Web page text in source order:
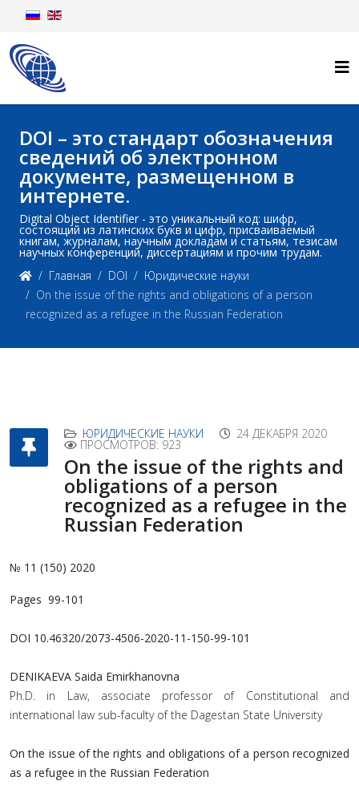
DOI – это стандарт обозначения
сведений об электронном
документе, размещенном в
интернете.
Digital Object Identifier - это уникальный код: шифр,
состоящий из латинских букв и цифр, присваиваемый
книгам, журналам, научным докладам и статьям, тезисам
научных конференций, диссертациям и прочим трудам.
Главная
DOI
Юридические науки
On the issue of the rights and obligations of a person
recognized as a refugee in the Russian Federation
ЮРИДИЧЕСКИЕ НАУКИ 24 ДЕКАБРЯ 2020
ПРОСМОТРОВ: 923
On the issue of the rights and
obligations of a person
recognized as a refugee in the
Russian Federation
№ 11 (150) 2020
Pages 99-101
DOI 10.46320/2073-4506-2020-11-150-99-101
DENIKAEVA Saida Emirkhanovna
Ph.D. in Law, associate professor of Constitutional and
international law sub-faculty of the Dagestan State University
On the issue of the rights and obligations of a person recognized
as a refugee in the Russian Federation